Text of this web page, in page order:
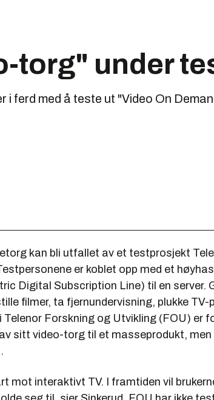
torg" under
i ferd med å teste ut "Video On
kan bli utfallet av et testprosjekt
er koblet opp med et
Digital Subscription Line) til en server.
filmer, ta fjernundervisning, plukke
Telenor Forskning og Utvikling (FOU) er
sitt video-torg til et masseprodukt, men
mot interaktivt TV. I framtiden vil